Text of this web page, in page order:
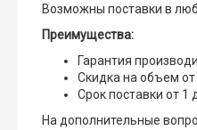
Возможны поставки в
Преимущества:
Гарантия
Скидка на объем от
Срок поставки от 1
На дополнительные